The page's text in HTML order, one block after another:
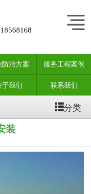
防治方案 服务工程案例
于我们 联系我们
分类
装